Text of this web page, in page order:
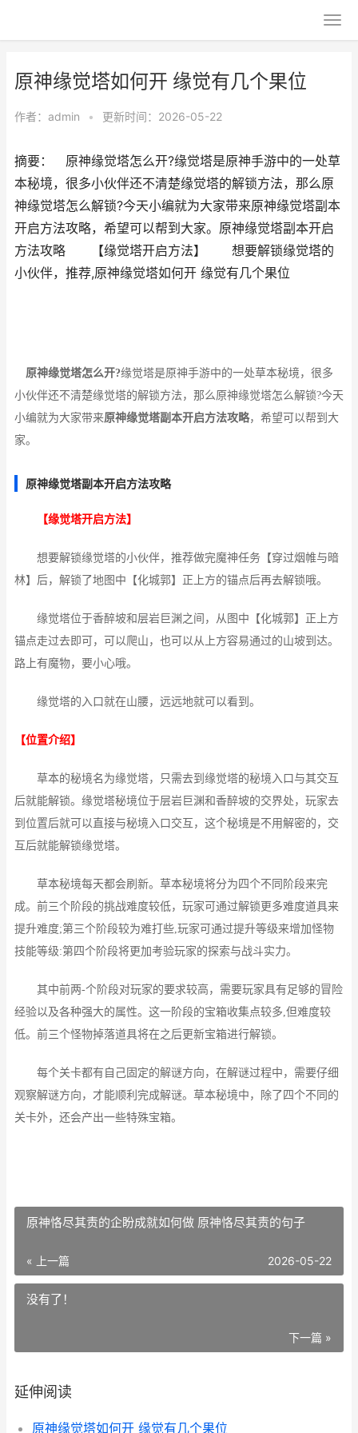
原神缘觉塔如何开 缘觉有几个果位
作者： admin • 更新时间：2026-05-22
摘要： 原神缘觉塔怎么开?缘觉塔是原神手游中的一处草
本秘境，很多小伙伴还不清楚缘觉塔的解锁方法，那么原
神缘觉塔怎么解锁?今天小编就为大家带来原神缘觉塔副本
开启方法攻略，希望可以帮到大家。原神缘觉塔副本开启
方法攻略 【缘觉塔开启方法】 想要解锁缘觉塔的
小伙伴，推荐,原神缘觉塔如何开 缘觉有几个果位
原神缘觉塔怎么开?缘觉塔是原神手游中的一处草本秘境，很多
小伙伴还不清楚缘觉塔的解锁方法，那么原神缘觉塔怎么解锁?今天
小编就为大家带来原神缘觉塔副本开启方法攻略，希望可以帮到大
家。
原神缘觉塔副本开启方法攻略
【缘觉塔开启方法】
想要解锁缘觉塔的小伙伴，推荐做完魔神任务【穿过烟帷与暗
林】后，解锁了地图中【化城郭】正上方的锚点后再去解锁哦。
缘觉塔位于香醉坡和层岩巨渊之间，从图中【化城郭】正上方
锚点走过去即可，可以爬山，也可以从上方容易通过的山坡到达。
路上有魔物，要小心哦。
缘觉塔的入口就在山腰，远远地就可以看到。
【位置介绍】
草本的秘境名为缘觉塔，只需去到缘觉塔的秘境入口与其交互
后就能解锁。缘觉塔秘境位于层岩巨渊和香醉坡的交界处，玩家去
到位置后就可以直接与秘境入口交互，这个秘境是不用解密的，交
互后就能解锁缘觉塔。
草本秘境每天都会刷新。草本秘境将分为四个不同阶段来完
成。前三个阶段的挑战难度较低，玩家可通过解锁更多难度道具来
提升难度;第三个阶段较为难打些,玩家可通过提升等级来增加怪物
技能等级:第四个阶段将更加考验玩家的探索与战斗实力。
其中前两-个阶段对玩家的要求较高，需要玩家具有足够的冒险
经验以及各种强大的属性。这一阶段的宝箱收集点较多,但难度较
低。前三个怪物掉落道具将在之后更新宝箱进行解锁。
每个关卡都有自己固定的解谜方向，在解谜过程中，需要仔细
观察解谜方向，才能顺利完成解谜。草本秘境中，除了四个不同的
关卡外，还会产出一些特殊宝箱。
原神恪尽其责的企盼成就如何做 原神恪尽其责的句子
« 上一篇 2026-05-22
没有了！
下一篇 »
延伸阅读
原神缘觉塔如何开 缘觉有几个果位